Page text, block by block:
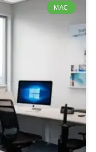
MAC